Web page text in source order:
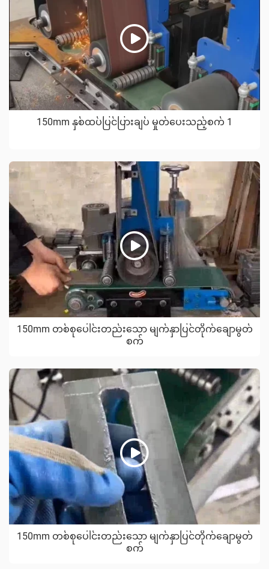
150mm နှစ်ထပ်ပြင်ပြားချပ် မှုတ်ပေးသည့်စက် 1
150mm တစ်စုပေါင်းတည်းသော မျက်နှာပြင်တိုက်ချောမွတ်
စက်
150mm တစ်စုပေါင်းတည်းသော မျက်နှာပြင်တိုက်ချောမွတ်
စက်